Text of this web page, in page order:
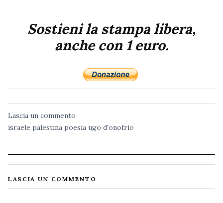
Sostieni la stampa libera,
anche con 1 euro.
Lascia un commento
israele palestina poesia ugo d'onofrio
LASCIA UN COMMENTO